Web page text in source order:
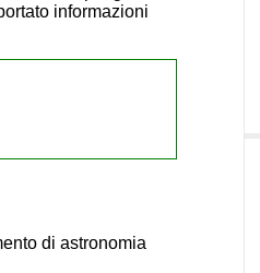
informazioni
di astronomia